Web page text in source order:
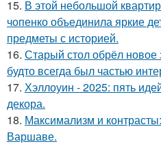
15. В этой небольшой
чопенко объединила яркие
предметы с историей.
16. Старый стол обрёл новое
будто всегда был частью
17. Хэллоуин - 2025: пять
декора.
18. Максимализм и
Варшаве.